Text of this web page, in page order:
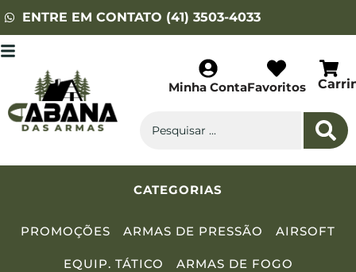
ENTRE EM CONTATO (41) 3503-4033
Minha ContaFavoritos
CATEGORIAS
PROMOÇÕES ARMAS DE PRESSÃO AIRSOFT
EQUIP. TÁTICO ARMAS DE FOGO